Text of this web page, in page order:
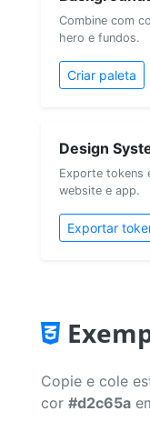
Combine com
hero e fundos.
Criar paleta
Design
Exporte tokens
website e app.
Exportar
Copie e cole
cor #d2c65a